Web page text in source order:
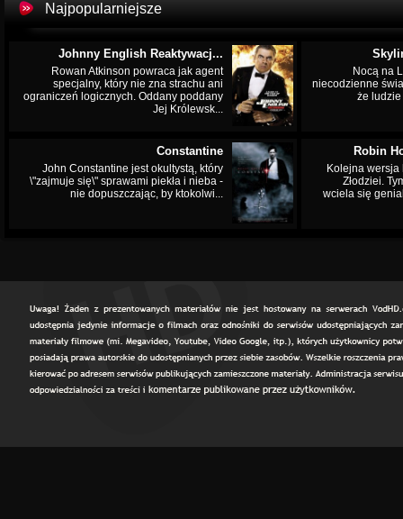
Najpopularniejsze
Johnny English Reaktywacj...
Rowan Atkinson powraca jak agent
specjalny, który nie zna strachu ani
ograniczeń logicznych. Oddany poddany
Jej Królewsk...
Nocą na
niecodzienne
że
Constantine
John Constantine jest okultystą, który
\"zajmuje się\" sprawami piekła i nieba -
nie dopuszczając, by ktokolwi...
Robin
Kolejna wersja
Złodziei.
wciela się